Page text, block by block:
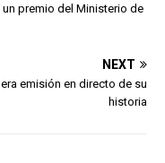
premio del Ministerio de
NEXT
emisión en directo de su
historia